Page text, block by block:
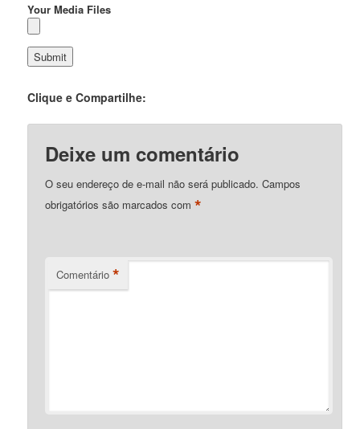
Your Media Files
Clique e Compartilhe:
Deixe um comentário
O seu endereço de e-mail não será publicado. Campos
obrigatórios são marcados com*
Comentário *